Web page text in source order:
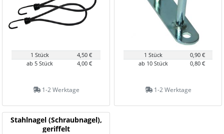
1 Stück
4,50 €
ab 5 Stück
4,00 €
1-2 Werktage
1 Stück
0,90 €
ab 10 Stück
0,80 €
1-2 Werktage
Stahlnagel (Schraubnagel),
geriffelt